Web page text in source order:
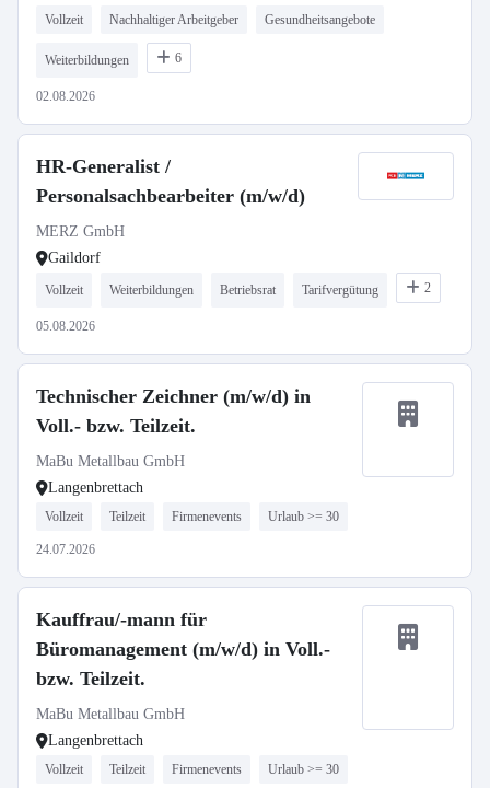
Vollzeit Nachhaltiger Arbeitgeber Gesundheitsangebote
Weiterbildungen 6
02.08.2026
HR-Generalist /
Personalsachbearbeiter (m/w/d)
MERZ GmbH
Gaildorf
Vollzeit Weiterbildungen Betriebsrat Tarifvergütung 2
05.08.2026
Technischer Zeichner (m/w/d) in
Voll.- bzw. Teilzeit.
MaBu Metallbau GmbH
Langenbrettach
Vollzeit Teilzeit Firmenevents Urlaub >= 30
24.07.2026
Kauffrau/-mann für
Büromanagement (m/w/d) in Voll.-
bzw. Teilzeit.
MaBu Metallbau GmbH
Langenbrettach
Vollzeit Teilzeit Firmenevents Urlaub >= 30